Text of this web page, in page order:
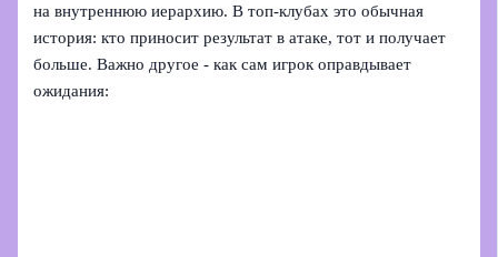
на внутреннюю иерархию. В топ-клубах это обычная
история: кто приносит результат в атаке, тот и получает
больше. Важно другое - как сам игрок оправдывает
ожидания: